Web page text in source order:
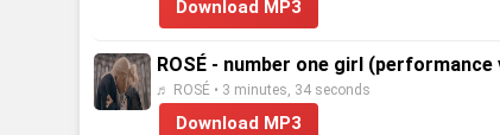
Download MP3
ROSÉ - number one girl (performance
♬ ROSÉ • 3 minutes, 34 seconds
Download MP3